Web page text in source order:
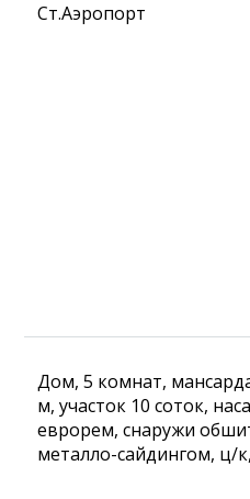
Ст.Аэропорт
Дом, 5 комнат,
м, участок 10 соток,
еврорем, снаружи
металло-сайдингом, ц/